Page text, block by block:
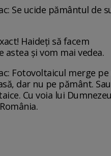
Se ucide pământul de
Haideţi să facem
astea şi vom mai vedea.
Fotovoltaicul merge pe
dar nu pe pământ.
Cu voia lui